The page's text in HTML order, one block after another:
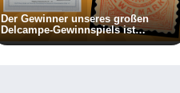
Der Gewinner unseres großen
Delcampe-Gewinnspiels ist
bekannt: